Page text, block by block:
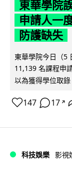
東華學院
申請人一
防護缺失
東華學院今日（5
11,139 名課程申
以為獲得學位取
147 17 ↗
科技娛樂 影視